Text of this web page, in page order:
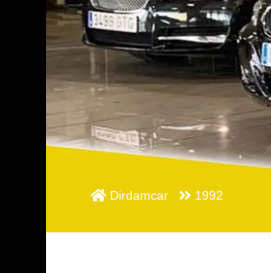
Dirdamcar 1992